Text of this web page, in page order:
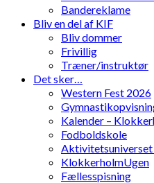
Bandereklame
Bliv en del af KIF
Bliv dommer
Frivillig
Træner/instruktør
Det sker…
Western Fest 2026
Kalender –
Fodboldskole
KlokkerholmUgen
Fællesspisning